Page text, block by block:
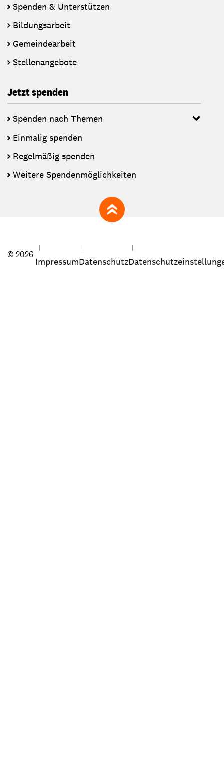
Spenden & Unterstützen
Bildungsarbeit
Gemeindearbeit
Stellenangebote
Jetzt spenden
Spenden nach Themen
Einmalig spenden
Regelmäßig spenden
Weitere Spendenmöglichkeiten
zum Seitenanfang
© 2026
ImpressumDatenschutz